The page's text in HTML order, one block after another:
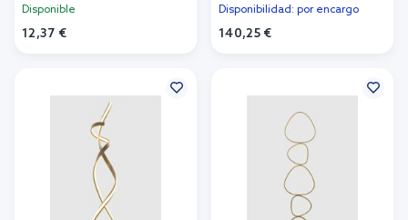
Disponible
12,37 €
Disponibilidad: por encargo
140,25 €